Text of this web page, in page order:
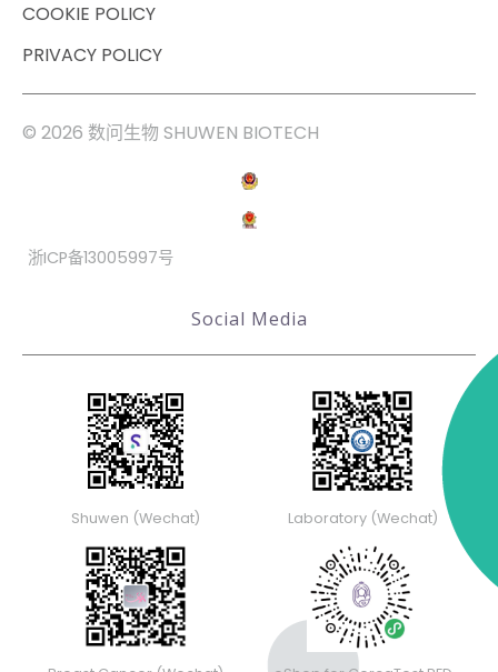
COOKIE POLICY
PRIVACY POLICY
© 2026 数问生物 SHUWEN BIOTECH
浙ICP备13005997号
Social Media
Shuwen (Wechat) Laboratory (Wechat)